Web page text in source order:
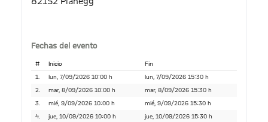
Fechas del evento
# Inicio Fin
1. lun, 7/09/2026 10:00 h lun, 7/09/2026 15:30 h
2. mar, 8/09/2026 10:00 h mar, 8/09/2026 15:30 h
3. mié, 9/09/2026 10:00 h mié, 9/09/2026 15:30 h
4. jue, 10/09/2026 10:00 h jue, 10/09/2026 15:30 h